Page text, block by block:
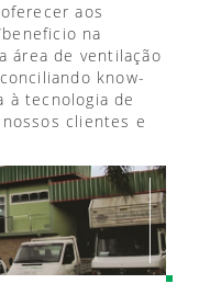
aos
na
área de ventilação
know-
à tecnologia de
clientes e